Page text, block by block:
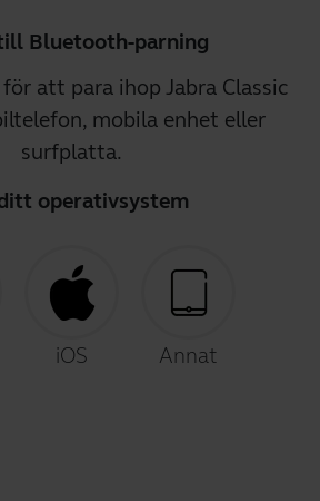
Bluetooth-parning
att para ihop Jabra Classic
mobila enhet eller
surfplatta.
operativsystem
iOS Annat